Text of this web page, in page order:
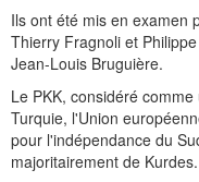
Ils ont été mis en examen
Thierry Fragnoli et
Jean-Louis Bruguière.
Le PKK, considéré
Turquie, l'Union
pour l'indépendance du
majoritairement de Kurdes.